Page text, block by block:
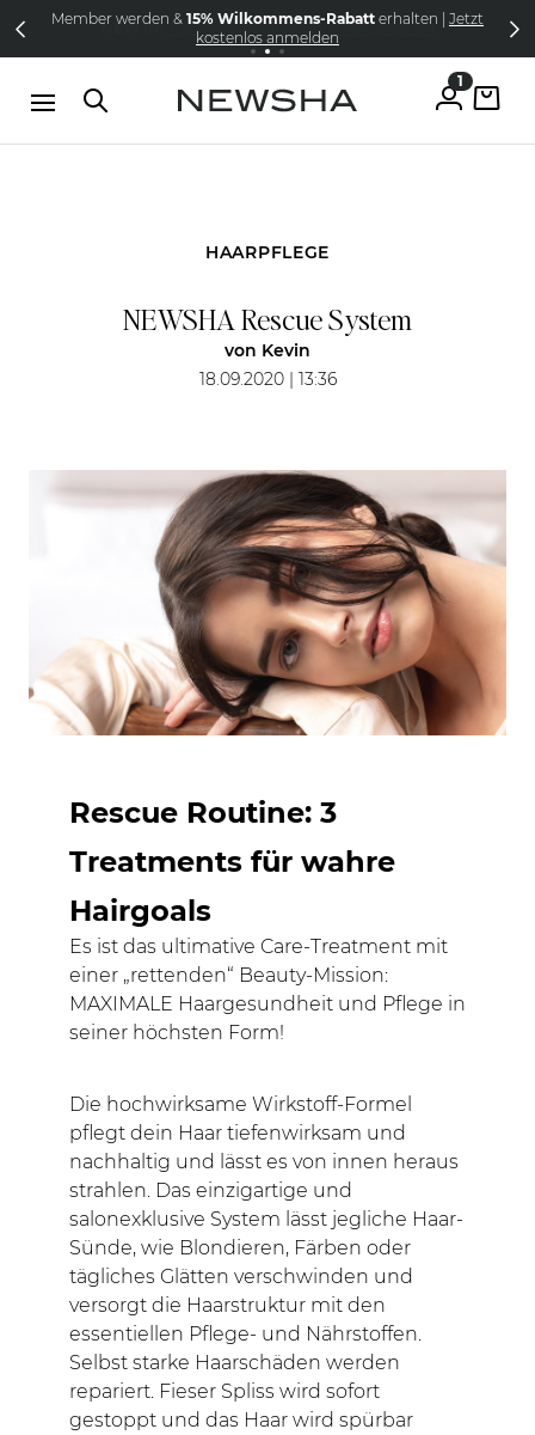
Direkt zum Inhalt
NEW IN: The Iconic Limited Chrome Collection
Member werden & 15% Wilkommens-Rabatt erhalten | Jetzt
kostenlos anmelden
Versandkostenfrei schon ab CHF 105
1
HAARPFLEGE
NEWSHA Rescue System
von Kevin
18.09.2020 | 13:36
Rescue Routine: 3
Treatments für wahre
Hairgoals
Es ist das ultimative Care-Treatment mit
einer „rettenden“ Beauty-Mission:
MAXIMALE Haargesundheit und Pflege in
seiner höchsten Form!
Die hochwirksame Wirkstoff-Formel
pflegt dein Haar tiefenwirksam und
nachhaltig und lässt es von innen heraus
strahlen. Das einzigartige und
salonexklusive System lässt jegliche Haar-
Sünde, wie Blondieren, Färben oder
tägliches Glätten verschwinden und
versorgt die Haarstruktur mit den
essentiellen Pflege- und Nährstoffen.
Selbst starke Haarschäden werden
repariert. Fieser Spliss wird sofort
gestoppt und das Haar wird spürbar